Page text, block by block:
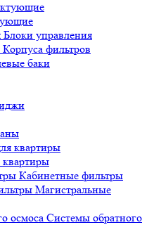
Блоки управления
Корпуса фильтров
баки
Кабинетные фильтры
Магистральные
Системы обратного